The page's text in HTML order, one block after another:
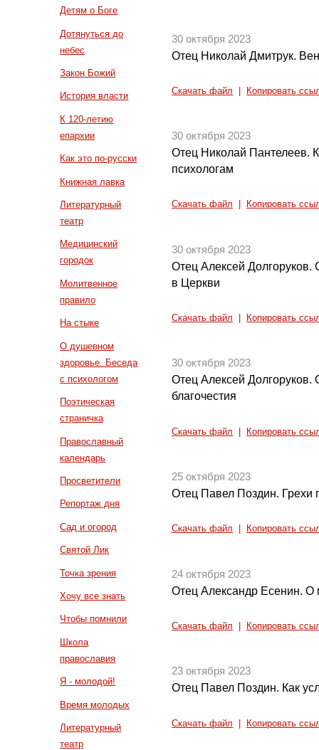
Детям о Боге
Дотянуться до
небес
Закон Божий
История власти
К 120-летию
епархии
Как это по-русски
Книжная лавка
Литературный
театр
Медицинский
городок
Молитвенное
правило
На стыке
О душевном
здоровье. Беседа
с психологом
Поэтическая
страничка
Православный
календарь
Просветители
Репортаж дня
Сад и огород
Святой Лик
Точка зрения
Хочу все знать
Чтобы помнили
Школа
православия
Я - молодой!
Время молодых
Литературный
театр
30 октября 2023
Отец Николай Дмитрук.
Скачать файл Копировать
30 октября 2023
Отец Николай Пантелеев.
психологам
Скачать файл Копировать
30 октября 2023
Отец Алексей
в Церкви
Скачать файл Копировать
30 октября 2023
Отец Алексей Долгоруков.
благочестия
Скачать файл Копировать
25 октября 2023
Отец Павел Поздин. Грехи
Скачать файл Копировать
24 октября 2023
Отец Александр Есенин. О
Скачать файл Копировать
23 октября 2023
Отец Павел Поздин. Как
Скачать файл Копировать